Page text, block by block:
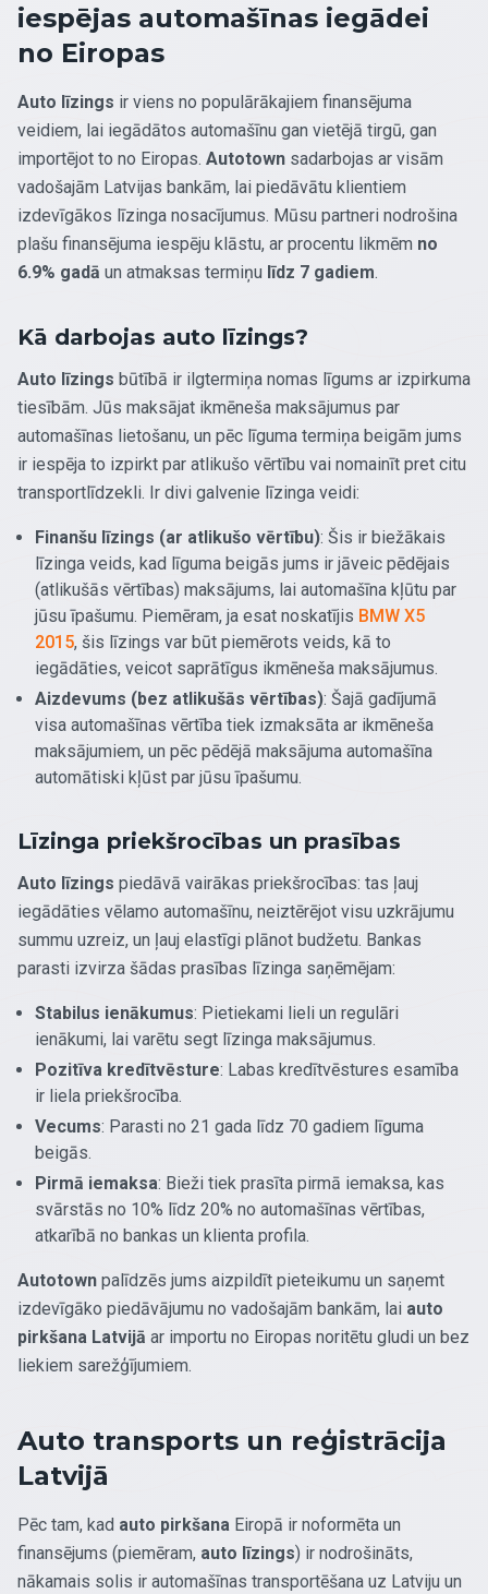
iespējas automašīnas iegādei
no Eiropas
Auto līzings ir viens no populārākajiem finansējuma
veidiem, lai iegādātos automašīnu gan vietējā tirgū, gan
importējot to no Eiropas. Autotown sadarbojas ar visām
vadošajām Latvijas bankām, lai piedāvātu klientiem
izdevīgākos līzinga nosacījumus. Mūsu partneri nodrošina
plašu finansējuma iespēju klāstu, ar procentu likmēm no
6.9% gadā un atmaksas termiņu līdz 7 gadiem.
Kā darbojas auto līzings?
Auto līzings būtībā ir ilgtermiņa nomas līgums ar izpirkuma
tiesībām. Jūs maksājat ikmēneša maksājumus par
automašīnas lietošanu, un pēc līguma termiņa beigām jums
ir iespēja to izpirkt par atlikušo vērtību vai nomainīt pret citu
transportlīdzekli. Ir divi galvenie līzinga veidi:
Finanšu līzings (ar atlikušo vērtību): Šis ir biežākais
līzinga veids, kad līguma beigās jums ir jāveic pēdējais
(atlikušās vērtības) maksājums, lai automašīna kļūtu par
jūsu īpašumu. Piemēram, ja esat noskatījis BMW X5
2015, šis līzings var būt piemērots veids, kā to
iegādāties, veicot saprātīgus ikmēneša maksājumus.
Aizdevums (bez atlikušās vērtības): Šajā gadījumā
visa automašīnas vērtība tiek izmaksāta ar ikmēneša
maksājumiem, un pēc pēdējā maksājuma automašīna
automātiski kļūst par jūsu īpašumu.
Līzinga priekšrocības un prasības
Auto līzings piedāvā vairākas priekšrocības: tas ļauj
iegādāties vēlamo automašīnu, neiztērējot visu uzkrājumu
summu uzreiz, un ļauj elastīgi plānot budžetu. Bankas
parasti izvirza šādas prasības līzinga saņēmējam:
Stabilus ienākumus: Pietiekami lieli un regulāri
ienākumi, lai varētu segt līzinga maksājumus.
Pozitīva kredītvēsture: Labas kredītvēstures esamība
ir liela priekšrocība.
Vecums: Parasti no 21 gada līdz 70 gadiem līguma
beigās.
Pirmā iemaksa: Bieži tiek prasīta pirmā iemaksa, kas
svārstās no 10% līdz 20% no automašīnas vērtības,
atkarībā no bankas un klienta profila.
Autotown palīdzēs jums aizpildīt pieteikumu un saņemt
izdevīgāko piedāvājumu no vadošajām bankām, lai auto
pirkšana Latvijā ar importu no Eiropas noritētu gludi un bez
liekiem sarežģījumiem.
Auto transports un reģistrācija
Latvijā
Pēc tam, kad auto pirkšana Eiropā ir noformēta un
finansējums (piemēram, auto līzings) ir nodrošināts,
nākamais solis ir automašīnas transportēšana uz Latviju un